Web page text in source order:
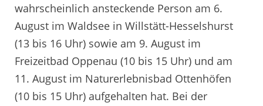
wahrscheinlich ansteckende Person am 6.
August im Waldsee in Willstätt-Hesselshurst
(13 bis 16 Uhr) sowie am 9. August im
Freizeitbad Oppenau (10 bis 15 Uhr) und am
11. August im Naturerlebnisbad Ottenhöfen
(10 bis 15 Uhr) aufgehalten hat. Bei der